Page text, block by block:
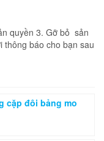
quyền 3. Gỡ bỏ sản
thông báo cho bạn sau
cặp đôi bảng mo